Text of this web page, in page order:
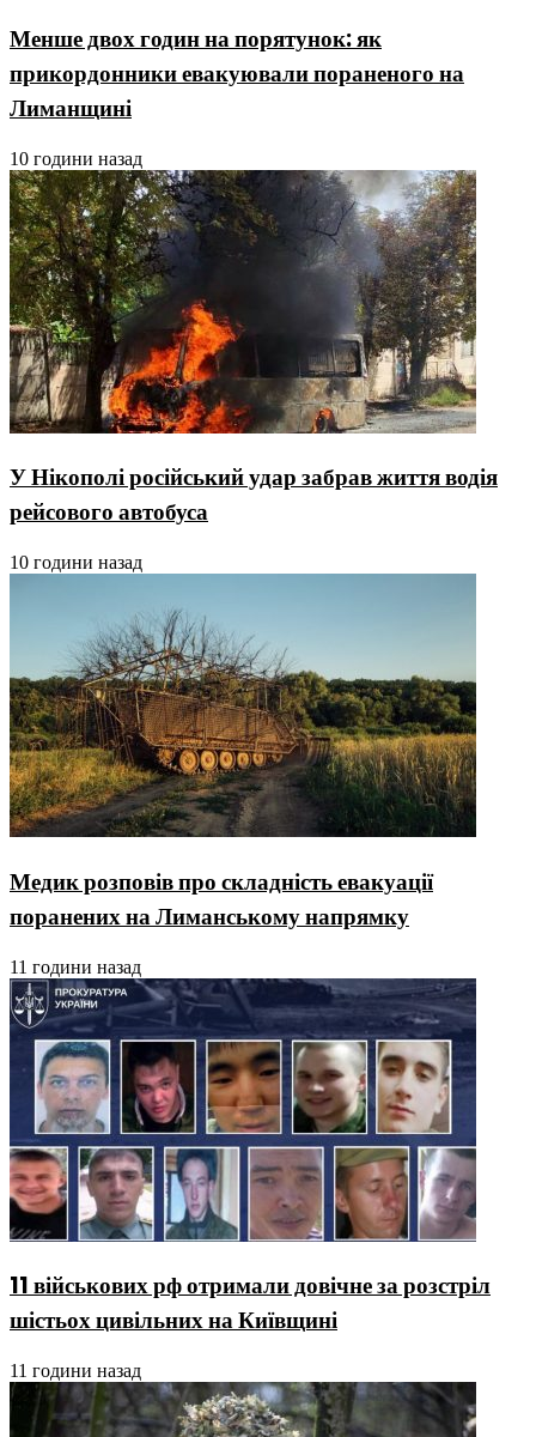
Менше двох годин на порятунок: як
прикордонники евакуювали пораненого на
Лиманщині
10 години назад
У Нікополі російський удар забрав життя водія
рейсового автобуса
10 години назад
Медик розповів про складність евакуації
поранених на Лиманському напрямку
11 години назад
11 військових рф отримали довічне за розстріл
шістьох цивільних на Київщині
11 години назад